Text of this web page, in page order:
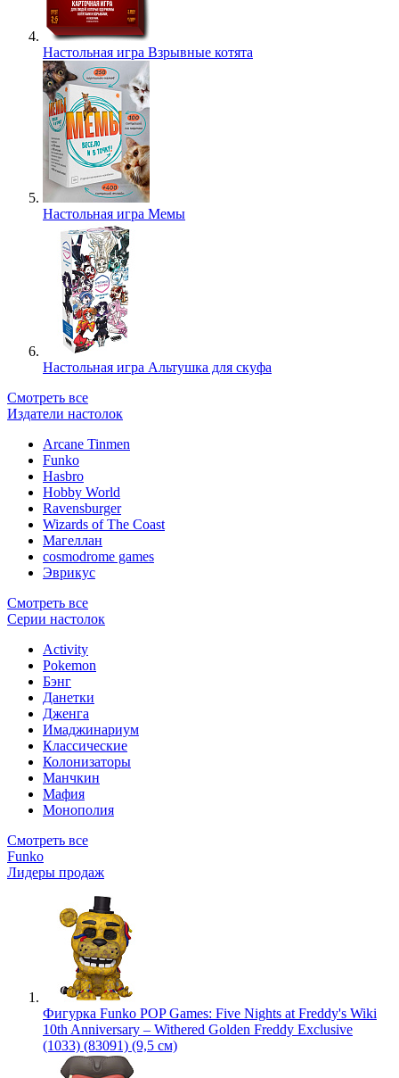
Настольная игра Взрывные котята
Настольная игра Мемы
Настольная игра Альтушка для скуфа
Смотреть все
Издатели настолок
Arcane Tinmen
Funko
Hasbro
Hobby World
Ravensburger
Wizards of The Coast
Магеллан
сosmodrome games
Эврикус
Смотреть все
Серии настолок
Activity
Pokemon
Бэнг
Данетки
Дженга
Имаджинариум
Классические
Колонизаторы
Манчкин
Мафия
Монополия
Смотреть все
Funko
Лидеры продаж
Фигурка Funko POP Games: Five Nights at Freddy's Wiki
10th Anniversary – Withered Golden Freddy Exclusive
(1033) (83091) (9,5 см)